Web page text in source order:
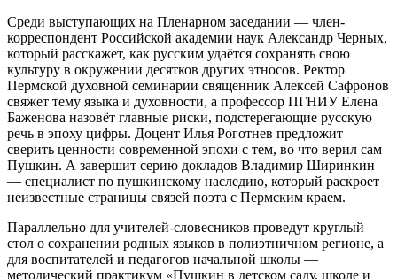
Среди выступающих на Пленарном заседании — член-
корреспондент Российской академии наук Александр Черных,
который расскажет, как русским удаётся сохранять свою
культуру в окружении десятков других этносов. Ректор
Пермской духовной семинарии священник Алексей Сафронов
свяжет тему языка и духовности, а профессор ПГНИУ Елена
Баженова назовёт главные риски, подстерегающие русскую
речь в эпоху цифры. Доцент Илья Роготнев предложит
сверить ценности современной эпохи с тем, во что верил сам
Пушкин. А завершит серию докладов Владимир Ширинкин
— специалист по пушкинскому наследию, который раскроет
неизвестные страницы связей поэта с Пермским краем.
Параллельно для учителей-словесников проведут круглый
стол о сохранении родных языков в полиэтничном регионе, а
для воспитателей и педагогов начальной школы —
методический практикум «Пушкин в детском саду, школе и